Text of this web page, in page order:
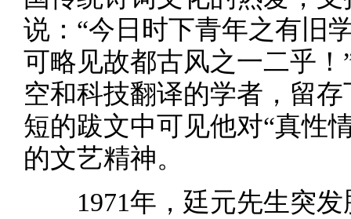
说：“今日时下青年之有旧
可略见故都古风之一二乎
空和科技翻译的学者，留
短的跋文中可见他对“真性
的文艺精神。
1971年，廷元先生突发